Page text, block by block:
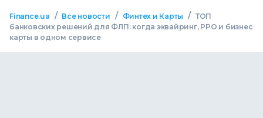
Finance.ua / Все новости / Финтех и Карты / ТОП
банковских решений для ФЛП: когда эквайринг, РРО и бизнес
карты в одном сервисе